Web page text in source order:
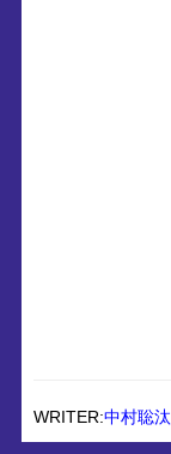
WRITER:中村聡汰